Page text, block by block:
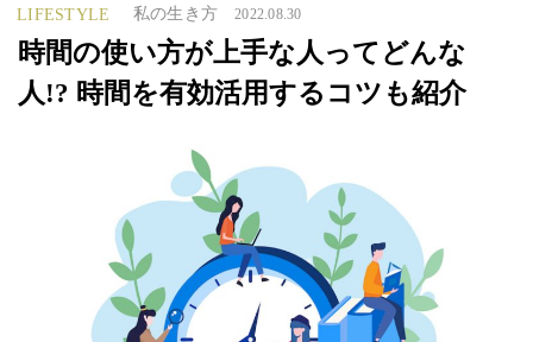
LIFESTYLE 私の生き方 2022.08.30
時間の使い方が上手な人ってどんな
人!? 時間を有効活用するコツも紹介